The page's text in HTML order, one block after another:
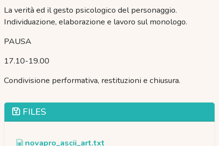
La verità ed il gesto psicologico del personaggio.
Individuazione, elaborazione e lavoro sul monologo.
PAUSA
17.10-19.00
Condivisione performativa, restituzioni e chiusura.
FILES
novapro_ascii_art.txt